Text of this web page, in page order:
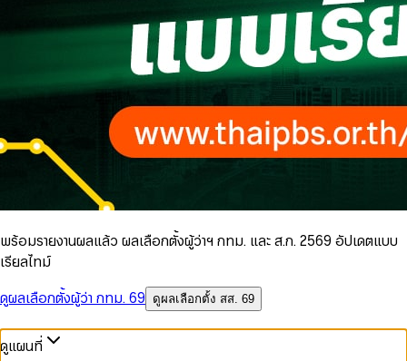
พร้อมรายงานผลแล้ว ผลเลือกตั้งผู้ว่าฯ กทม. และ ส.ก. 2569 อัปเดตแบบ
เรียลไทม์
ดูผลเลือกตั้งผู้ว่า กทม. 69
ดูผลเลือกตั้ง สส. 69
ดูแผนที่